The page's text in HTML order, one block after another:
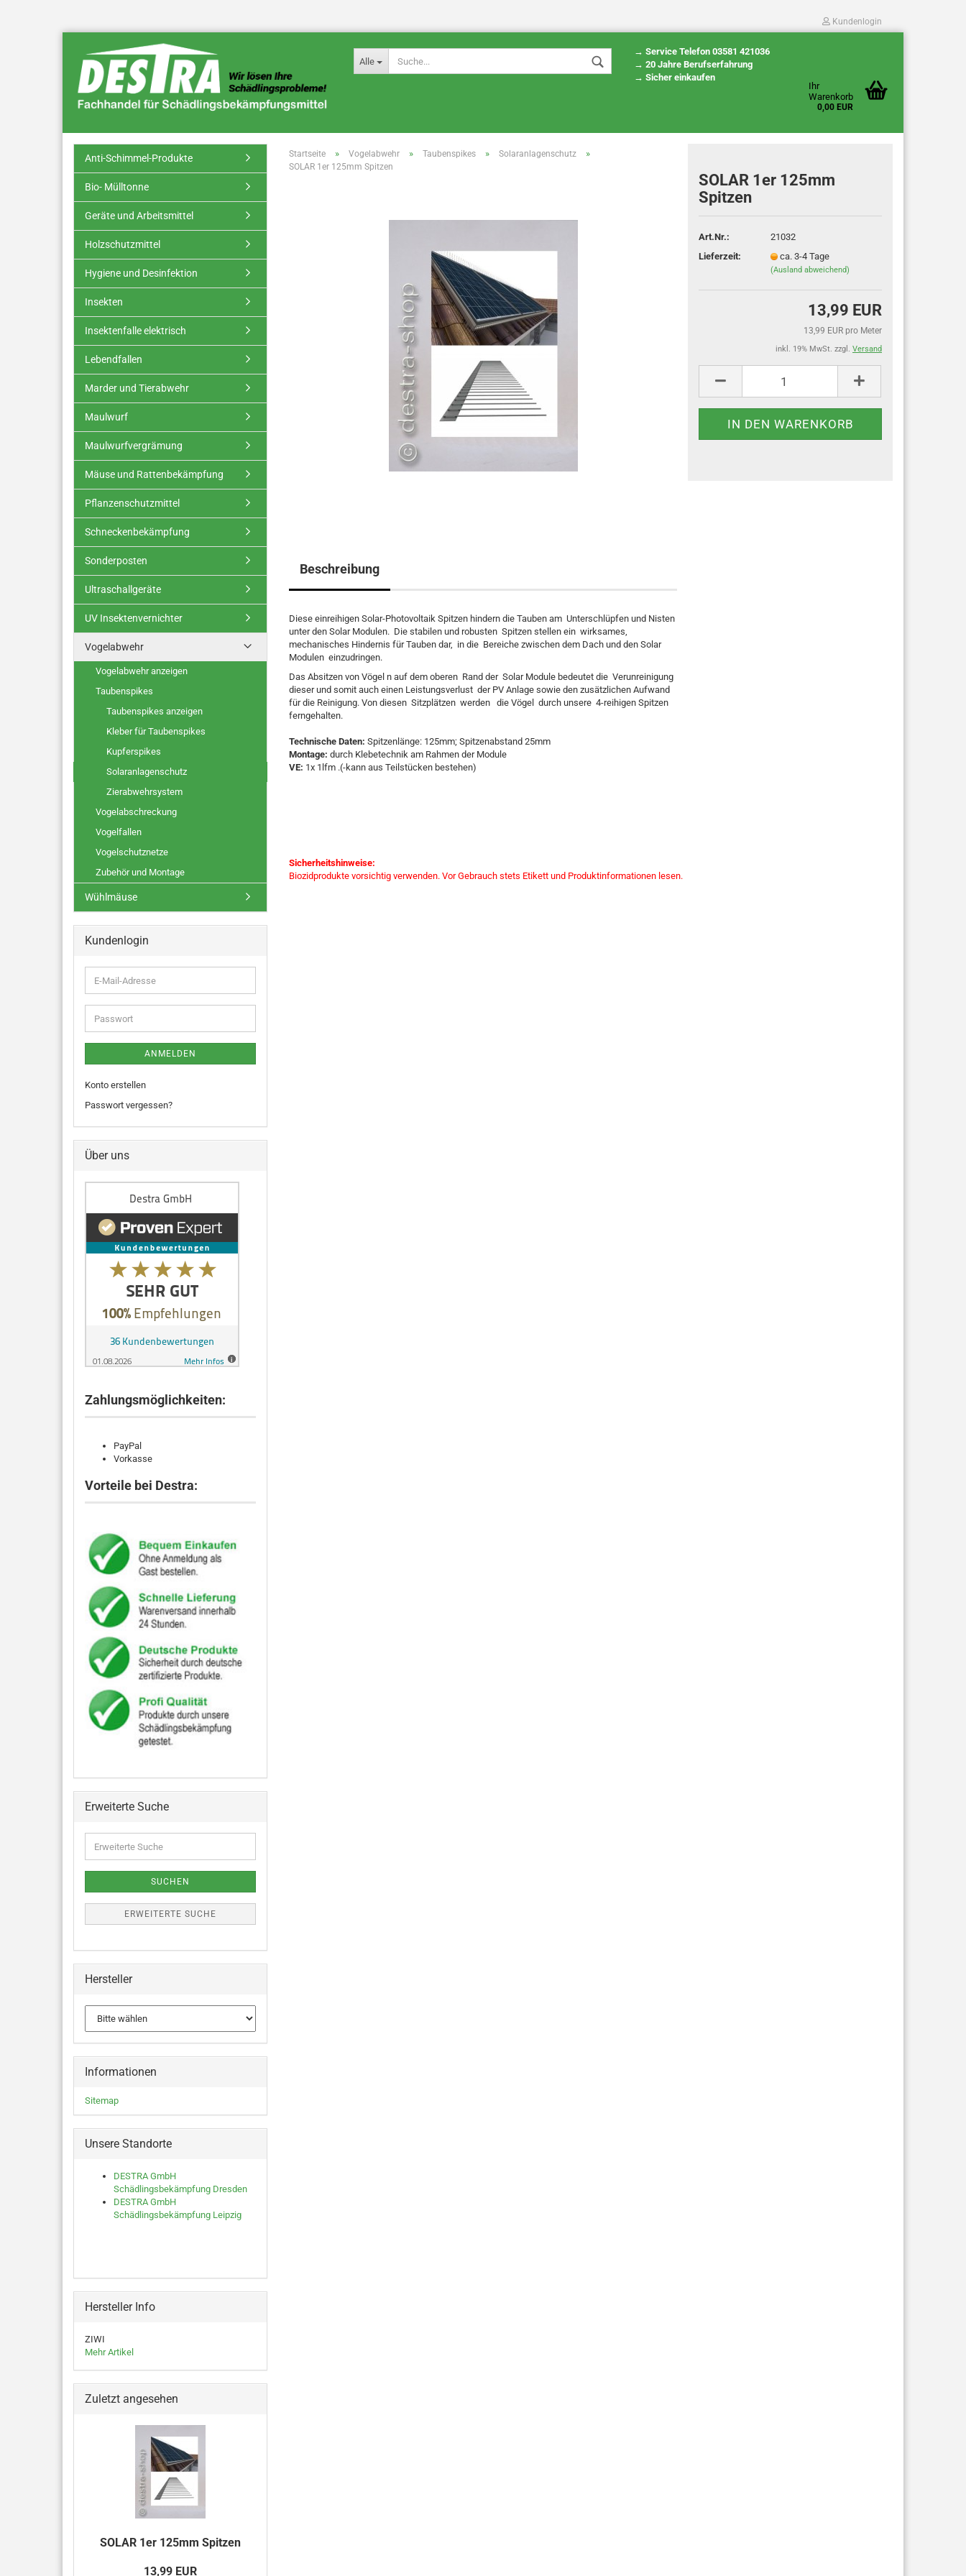
Kundenlogin
Konto erstellen
Passwort vergessen?
Alle
→ Service Telefon 03581 421036
→ 20 Jahre Berufserfahrung
→ Sicher einkaufen
Ihr
Warenkorb
0,00 EUR
Startseite » Vogelabwehr » Taubenspikes » Solaranlagenschutz »
SOLAR 1er 125mm Spitzen
SOLAR 1er 125mm
Spitzen
Art.Nr.:
21032
Lieferzeit:
ca. 3-4 Tage
(Ausland abweichend)
13,99 EUR
13,99 EUR pro Meter
inkl. 19% MwSt. zzgl. Versand
Beschreibung
Diese einreihigen Solar-Photovoltaik Spitzen hindern die Tauben am Unterschlüpfen und Nisten
unter den Solar Modulen. Die stabilen und robusten Spitzen stellen ein wirksames,
mechanisches Hindernis für Tauben dar, in die Bereiche zwischen dem Dach und den Solar
Modulen einzudringen.
Das Absitzen von Vögel n auf dem oberen Rand der Solar Module bedeutet die Verunreinigung
dieser und somit auch einen Leistungsverlust der PV Anlage sowie den zusätzlichen Aufwand
für die Reinigung. Von diesen Sitzplätzen werden die Vögel durch unsere 4-reihigen Spitzen
ferngehalten.
Technische Daten: Spitzenlänge: 125mm; Spitzenabstand 25mm
Montage: durch Klebetechnik am Rahmen der Module
VE: 1x 1lfm .(-kann aus Teilstücken bestehen)
Sicherheitshinweise:
Biozidprodukte vorsichtig verwenden. Vor Gebrauch stets Etikett und Produktinformationen lesen.
Anti-Schimmel-Produkte
Bio- Mülltonne
Geräte und Arbeitsmittel
Holzschutzmittel
Hygiene und Desinfektion
Insekten
Insektenfalle elektrisch
Lebendfallen
Marder und Tierabwehr
Maulwurf
Maulwurfvergrämung
Mäuse und Rattenbekämpfung
Pflanzenschutzmittel
Schneckenbekämpfung
Sonderposten
Ultraschallgeräte
UV Insektenvernichter
Vogelabwehr
Vogelabwehr anzeigen
Taubenspikes
Taubenspikes anzeigen
Kleber für Taubenspikes
Kupferspikes
Solaranlagenschutz
Zierabwehrsystem
Vogelabschreckung
Vogelfallen
Vogelschutznetze
Zubehör und Montage
Wühlmäuse
Kundenlogin
ANMELDEN
Konto erstellen
Passwort vergessen?
Über uns
Zahlungsmöglichkeiten:
PayPal
Vorkasse
Vorteile bei Destra:
Erweiterte Suche
SUCHEN
ERWEITERTE SUCHE
Hersteller
Informationen
Sitemap
Unsere Standorte
DESTRA GmbH
Schädlingsbekämpfung Dresden
DESTRA GmbH
Schädlingsbekämpfung Leipzig
Hersteller Info
ZIWI
Mehr Artikel
Zuletzt angesehen
SOLAR 1er 125mm Spitzen
13,99 EUR